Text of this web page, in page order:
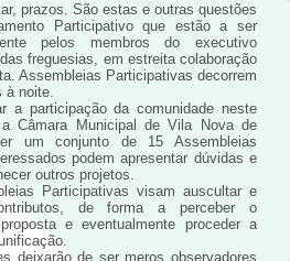
prazos. São estas e outras questões
Participativo que estão a ser
pelos membros do executivo
freguesias, em estreita colaboração
Assembleias Participativas decorrem
à noite.
a participação da comunidade neste
Câmara Municipal de Vila Nova de
um conjunto de 15 Assembleias
podem apresentar dúvidas e
outros projetos.
Participativas visam auscultar e
de forma a perceber o
e eventualmente proceder a
deixarão de ser meros observadores